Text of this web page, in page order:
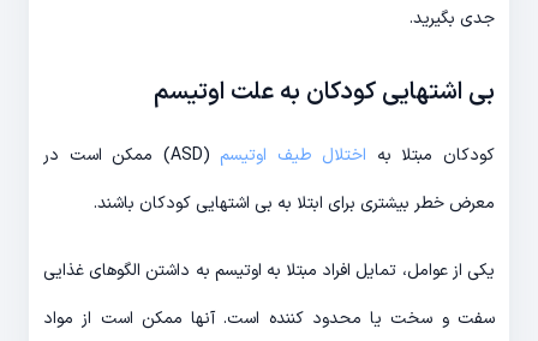
جدی بگیرید.
بی اشتهایی کودکان به علت اوتیسم
کودکان مبتلا به اختلال طیف اوتیسم
(ASD) ممکن است در
معرض خطر بیشتری برای ابتلا به بی اشتهایی کودکان باشند.
یکی از عوامل، تمایل افراد مبتلا به اوتیسم به داشتن الگوهای غذایی
سفت و سخت یا محدود کننده است. آنها ممکن است از مواد